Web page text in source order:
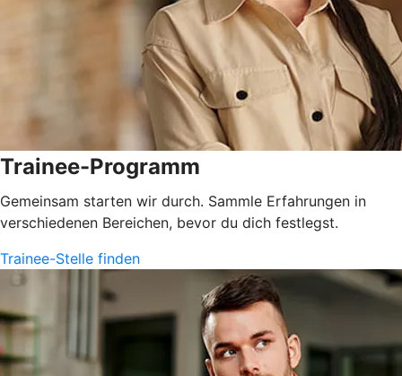
Trainee-Programm
Gemeinsam starten wir durch. Sammle Erfahrungen in
verschiedenen Bereichen, bevor du dich festlegst.
Trainee-Stelle finden